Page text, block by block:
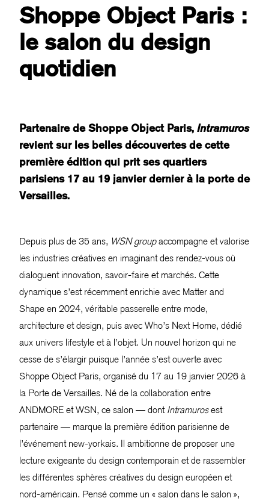
Shoppe Object Paris :
le salon du design
quotidien
Partenaire de Shoppe Object Paris, Intramuros
revient sur les belles découvertes de cette
première édition qui prit ses quartiers
parisiens 17 au 19 janvier dernier à la porte de
Versailles.
Depuis plus de 35 ans, WSN groupaccompagne et valorise
les industries créatives en imaginant des rendez-vous où
dialoguent innovation, savoir-faire et marchés. Cette
dynamique s’est récemment enrichie avec Matter and
Shape en 2024, véritable passerelle entre mode,
architecture et design, puis avec Who’s Next Home, dédié
aux univers lifestyle et à l’objet. Un nouvel horizon qui ne
cesse de s’élargir puisque l’année s’est ouverte avec
Shoppe Object Paris, organisé du 17 au 19 janvier 2026 à
la Porte de Versailles. Né de la collaboration entre
ANDMORE et WSN, ce salon — dont Intramurosest
partenaire — marque la première édition parisienne de
l’événement new-yorkais. Il ambitionne de proposer une
lecture exigeante du design contemporain et de rassembler
les différentes sphères créatives du design européen et
nord-américain. Pensé comme un « salon dans le salon »,